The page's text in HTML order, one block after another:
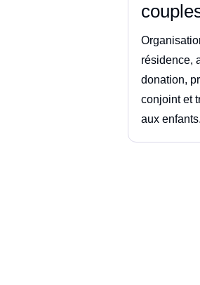
résidence,
donation,
conjoint et
aux enfants.